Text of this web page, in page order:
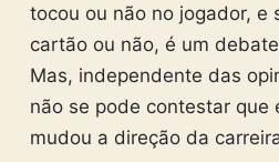
tocou ou não no jogador, e
cartão ou não, é um
Mas, independente das
não se pode contestar que
mudou a direção da